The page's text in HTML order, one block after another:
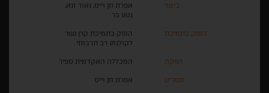
בימוי
אפרת חן וייס, נאור זנא,
נטע בר
הופק בתמיכת
הופק בתמיכת קרן גשר
לקולנוע רב תרבותי
הפקה המכללה האקדמית ספיר
תסריט אפרת חן וייס